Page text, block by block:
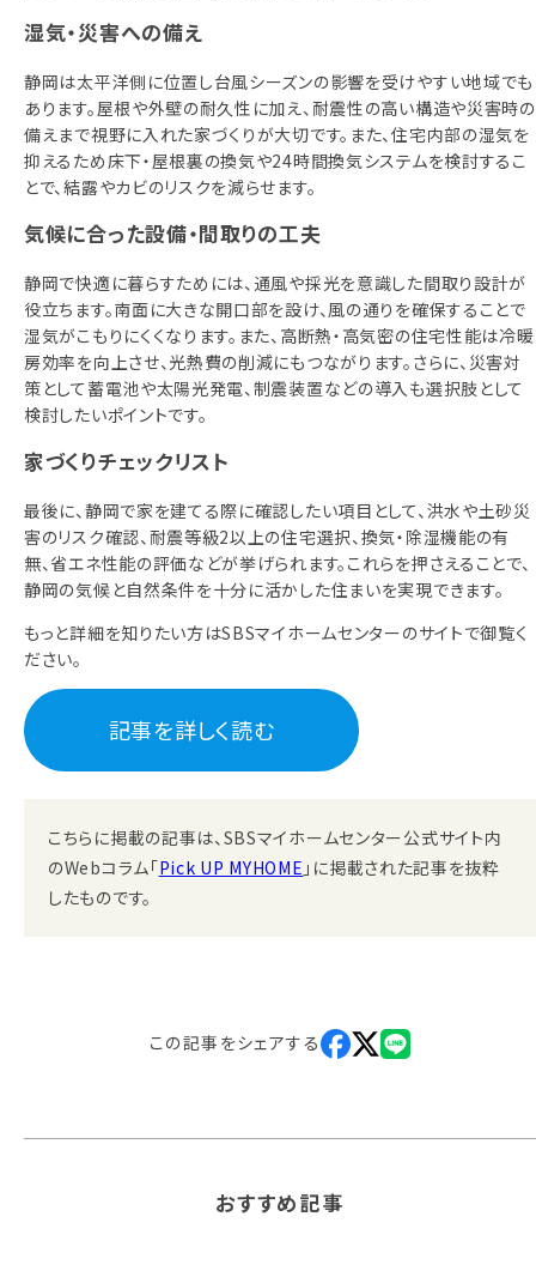
湿気・災害への備え
静岡は太平洋側に位置し台風シーズンの影響を受けやすい地域でも
あります。屋根や外壁の耐久性に加え、耐震性の高い構造や災害時の
備えまで視野に入れた家づくりが大切です。また、住宅内部の湿気を
抑えるため床下・屋根裏の換気や24時間換気システムを検討するこ
とで、結露やカビのリスクを減らせます。
気候に合った設備・間取りの工夫
静岡で快適に暮らすためには、通風や採光を意識した間取り設計が
役立ちます。南面に大きな開口部を設け、風の通りを確保することで
湿気がこもりにくくなります。また、高断熱・高気密の住宅性能は冷暖
房効率を向上させ、光熱費の削減にもつながります。さらに、災害対
策として蓄電池や太陽光発電、制震装置などの導入も選択肢として
検討したいポイントです。
家づくりチェックリスト
最後に、静岡で家を建てる際に確認したい項目として、洪水や土砂災
害のリスク確認、耐震等級2以上の住宅選択、換気・除湿機能の有
無、省エネ性能の評価などが挙げられます。これらを押さえることで、
静岡の気候と自然条件を十分に活かした住まいを実現できます。
もっと詳細を知りたい方はSBSマイホームセンターのサイトで御覧く
ださい。
記事を詳しく読む
こちらに掲載の記事は、SBSマイホームセンター公式サイト内
のWebコラム「Pick UP MYHOME 」に掲載された記事を抜粋
したものです。
この記事をシェアする
おすすめ記事